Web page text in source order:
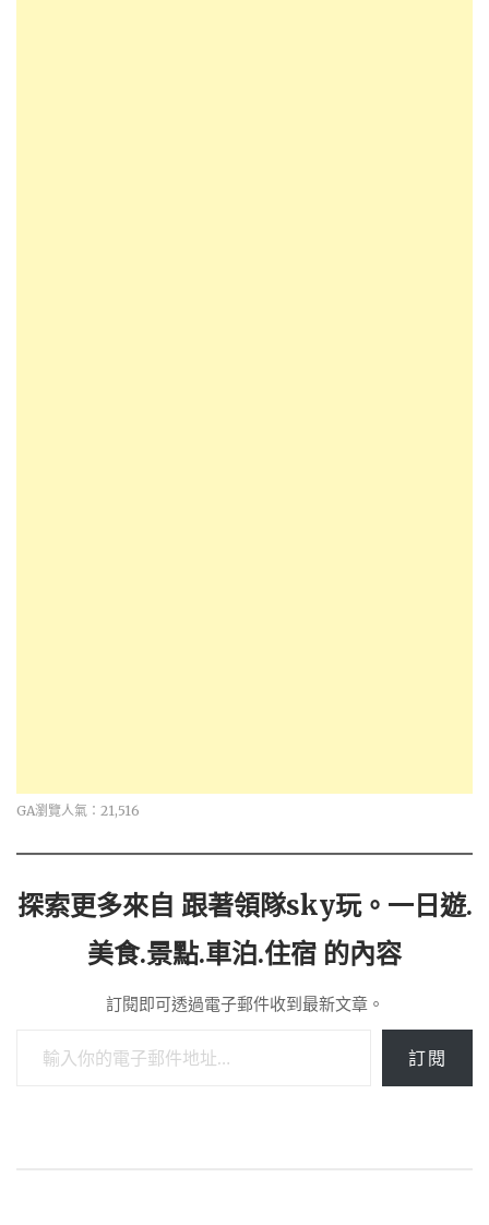
GA瀏覽人氣：21,516
探索更多來自 跟著領隊sky玩。一日遊.
美食.景點.車泊.住宿 的內容
訂閱即可透過電子郵件收到最新文章。
訂閱